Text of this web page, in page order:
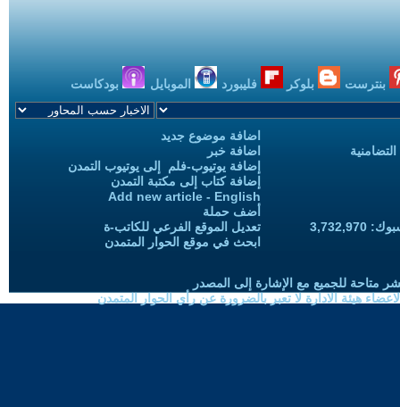
بنترست بلوكر فليبورد الموبايل بودكاست
اضافة موضوع جديد
اضافة خبر
إضافة يوتيوب-فلم إلى يوتيوب التمدن
إضافة كتاب إلى مكتبة التمدن
Add new article - English
أضف حملة
تعديل الموقع الفرعي للكاتب-ة
ابحث في موقع الحوار المتمدن
متاحة للجميع مع الإشارة إلى المصدر
هيئة الادارة لا تعبر بالضرورة عن رأي الحوار المتمدن